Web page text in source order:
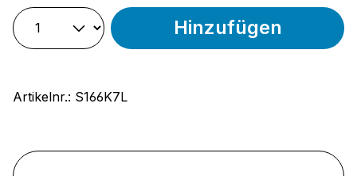
Hinzufügen
Artikelnr.: S166K7L